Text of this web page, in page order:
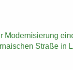
Mo­der­ni­sie­rung
Stra­ße in